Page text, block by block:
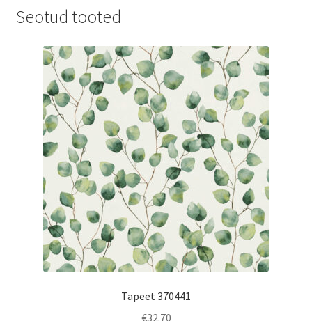
Seotud tooted
Tapeet 370441
€32.70